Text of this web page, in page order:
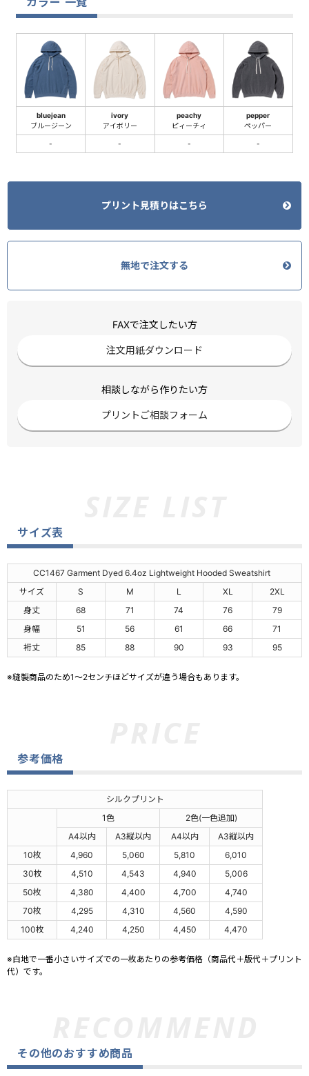
bluejean
ブルージーン
-
ivory
アイボリー
-
peachy
ピィーチィ
-
pepper
ペッパー
-
プリント見積りはこちら
無地で注文する
FAXで注文したい方
注文用紙ダウンロード
相談しながら作りたい方
プリントご相談フォーム
サイズ表
CC1467 Garment Dyed 6.4oz Lightweight Hooded Sweatshirt
サイズ
S M L XL
2XL
身丈
68 71 74 76
79
身幅
51 56 61 66
71
裄丈
85 88 90 93 95
※縫製商品のため1～2センチほどサイズが違う場合もあります。
参考価格
シルクプリント
1色
2色(一色追加)
A4以内
A3縦以内 A4以内
A3縦以内
10枚
4,960 5,060 5,810
6,010
30枚
4,510 4,543 4,940
5,006
50枚
4,380 4,400 4,700
4,740
70枚
4,295 4,310 4,560
4,590
100枚
4,240 4,250 4,450 4,470
※白地で一番小さいサイズでの一枚あたりの参考価格（商品代＋版代＋プリント
代）です。
その他のおすすめ商品